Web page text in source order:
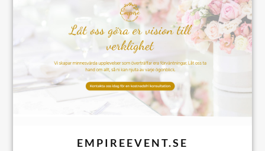
EMPIREEVENT.SE